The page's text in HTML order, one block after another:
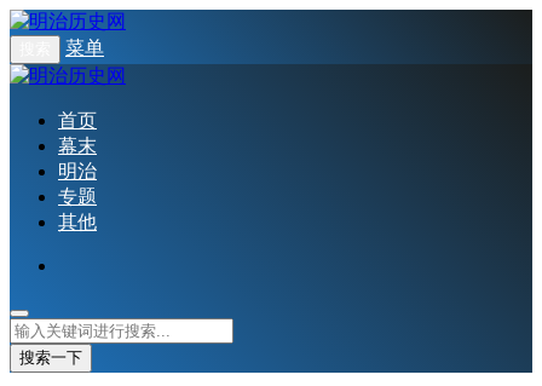
菜单
首页
幕末
明治
专题
其他
搜索一下